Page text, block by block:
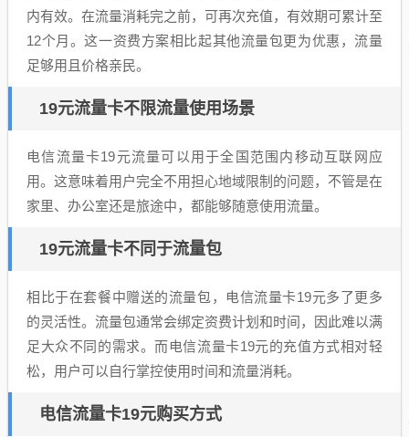
内有效。在流量消耗完之前，可再次充值，有效期可累计至
12个月。这一资费方案相比起其他流量包更为优惠，流量
足够用且价格亲民。
19元流量卡不限流量使用场景
电信流量卡19元流量可以用于全国范围内移动互联网应
用。这意味着用户完全不用担心地域限制的问题，不管是在
家里、办公室还是旅途中，都能够随意使用流量。
19元流量卡不同于流量包
相比于在套餐中赠送的流量包，电信流量卡19元多了更多
的灵活性。流量包通常会绑定资费计划和时间，因此难以满
足大众不同的需求。而电信流量卡19元的充值方式相对轻
松，用户可以自行掌控使用时间和流量消耗。
电信流量卡19元购买方式